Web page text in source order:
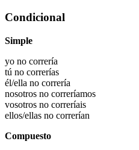
Condicional
Simple
yo no correría
tú no correrías
él/ella no correría
nosotros no correríamos
vosotros no correríais
ellos/ellas no correrían
Compuesto